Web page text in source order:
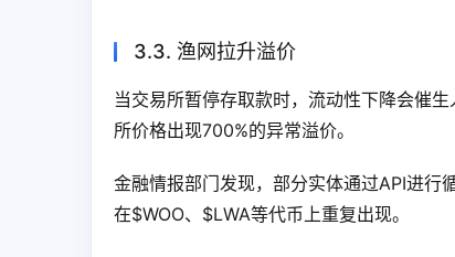
3.3. 渔网拉升溢价
当交易所暂停存取款时，流动性下降会催
所价格出现700%的异常溢价。
金融情报部门发现，部分实体通过API进行
在$WOO、$LWA等代币上重复出现。